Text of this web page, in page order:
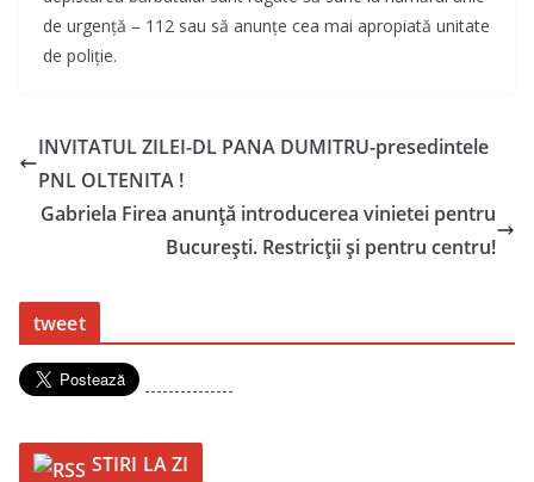
de urgență – 112 sau să anunțe cea mai apropiată unitate
de poliție.
INVITATUL ZILEI-DL PANA DUMITRU-presedintele
PNL OLTENITA !
Gabriela Firea anunță introducerea vinietei pentru
București. Restricții și pentru centru!
tweet
---------------
STIRI LA ZI